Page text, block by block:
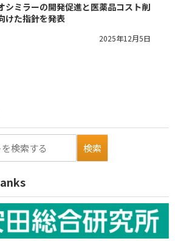
シミラーの開発促進と医薬品コスト削
けた指針を発表
2025年12月5日